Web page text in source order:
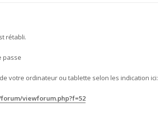
rétabli.
passe
votre ordinateur ou tablette selon les indication ici:
viewforum.php?f=52